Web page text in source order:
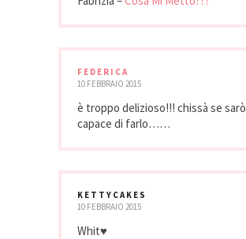
FEDERICA
10 FEBBRAIO 2015
è troppo delizioso!!! chissà se sarò
capace di farlo……
KETTYCAKES
10 FEBBRAIO 2015
Whit♥️